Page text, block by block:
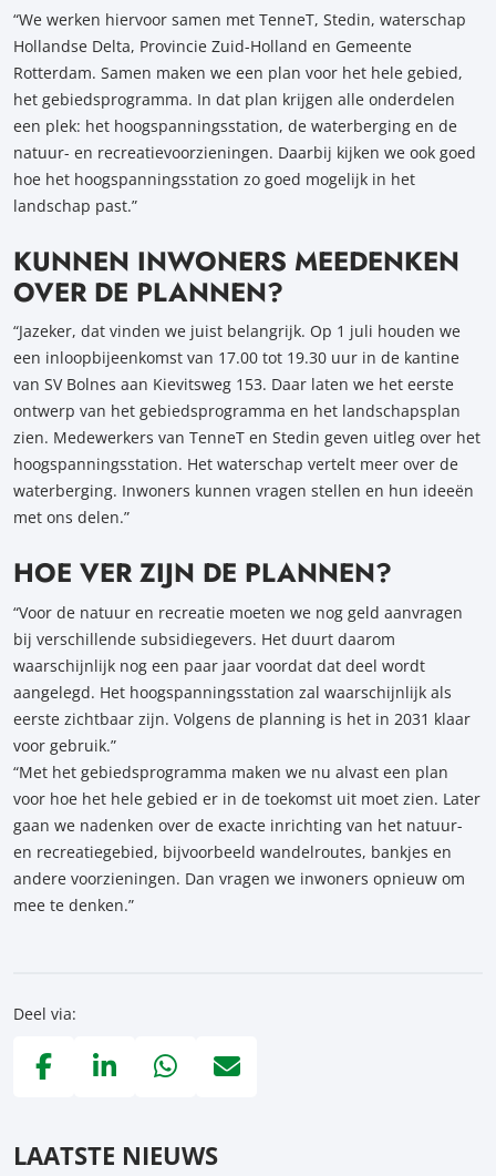
“We werken hiervoor samen met TenneT, Stedin, waterschap
Hollandse Delta, Provincie Zuid-Holland en Gemeente
Rotterdam. Samen maken we een plan voor het hele gebied,
het gebiedsprogramma. In dat plan krijgen alle onderdelen
een plek: het hoogspanningsstation, de waterberging en de
natuur- en recreatievoorzieningen. Daarbij kijken we ook goed
hoe het hoogspanningsstation zo goed mogelijk in het
landschap past.”
KUNNEN INWONERS MEEDENKEN
OVER DE PLANNEN?
“Jazeker, dat vinden we juist belangrijk. Op 1 juli houden we
een inloopbijeenkomst van 17.00 tot 19.30 uur in de kantine
van SV Bolnes aan Kievitsweg 153. Daar laten we het eerste
ontwerp van het gebiedsprogramma en het landschapsplan
zien. Medewerkers van TenneT en Stedin geven uitleg over het
hoogspanningsstation. Het waterschap vertelt meer over de
waterberging. Inwoners kunnen vragen stellen en hun ideeën
met ons delen.”
HOE VER ZIJN DE PLANNEN?
“Voor de natuur en recreatie moeten we nog geld aanvragen
bij verschillende subsidiegevers. Het duurt daarom
waarschijnlijk nog een paar jaar voordat dat deel wordt
aangelegd. Het hoogspanningsstation zal waarschijnlijk als
eerste zichtbaar zijn. Volgens de planning is het in 2031 klaar
voor gebruik.”
“Met het gebiedsprogramma maken we nu alvast een plan
voor hoe het hele gebied er in de toekomst uit moet zien. Later
gaan we nadenken over de exacte inrichting van het natuur-
en recreatiegebied, bijvoorbeeld wandelroutes, bankjes en
andere voorzieningen. Dan vragen we inwoners opnieuw om
mee te denken.”
Deel via:
LAATSTE NIEUWS